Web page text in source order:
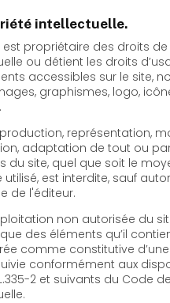
intellectuelle.
est propriétaire des droits
les droits d’usage sur tous
accessibles sur le site,
graphismes, logo, icônes, sons,
représentation,
adaptation de tout ou
du site, quel que soit le
est interdite, sauf
préalable de l'éditeur.
non autorisée du
des éléments qu’il
comme constitutive
conformément aux
du Code de Propriété